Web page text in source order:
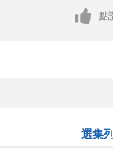
點
選集